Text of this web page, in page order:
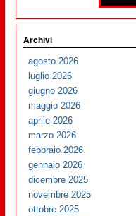
Archivi
agosto 2026
luglio 2026
giugno 2026
maggio 2026
aprile 2026
marzo 2026
febbraio 2026
gennaio 2026
dicembre 2025
novembre 2025
ottobre 2025